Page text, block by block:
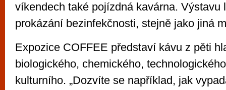
víkendech také pojízdná kavárna. Výstavu
prokázání bezinfekčnosti, stejně jako jiná
Expozice COFFEE představí kávu z pěti
biologického, chemického,
kulturního. „Dozvíte se například, jak